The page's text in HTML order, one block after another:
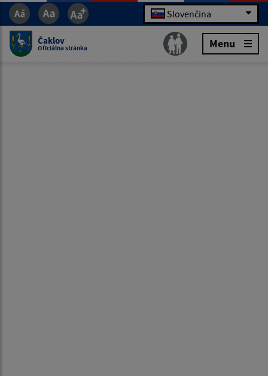
Slovenčina
Čaklov
Oficiálna stránka Menu